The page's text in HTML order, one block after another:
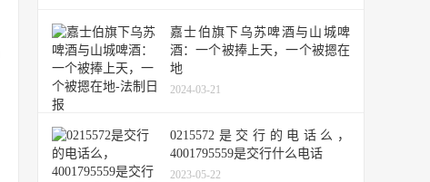
嘉士伯旗下乌苏啤酒与山城啤
酒：一个被捧上天，一个被摁在
地
2024-03-21
0215572是交行的电话么，
4001795559是交行什么电话
2023-05-22